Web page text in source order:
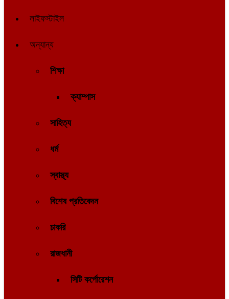
লাইফস্টাইল
অন্যান্য
শিক্ষা
ক্যাম্পাস
সাহিত্য
ধর্ম
স্বাস্থ্য
বিশেষ প্রতিবেদন
চাকরি
রাজধানী
সিটি কর্পোরেশন